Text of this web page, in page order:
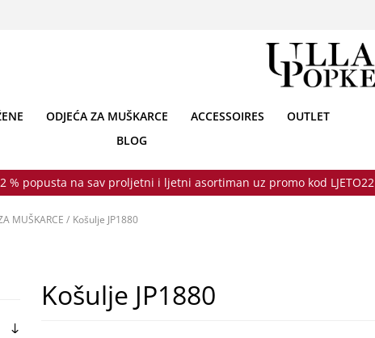
ODJEĆA ZA MUŠKARCE ACCESSOIRES
OUTLET
BLOG
% popusta na sav proljetni i ljetni asortiman uz promo kod
MUŠKARCE / Košulje JP1880
Košulje JP1880